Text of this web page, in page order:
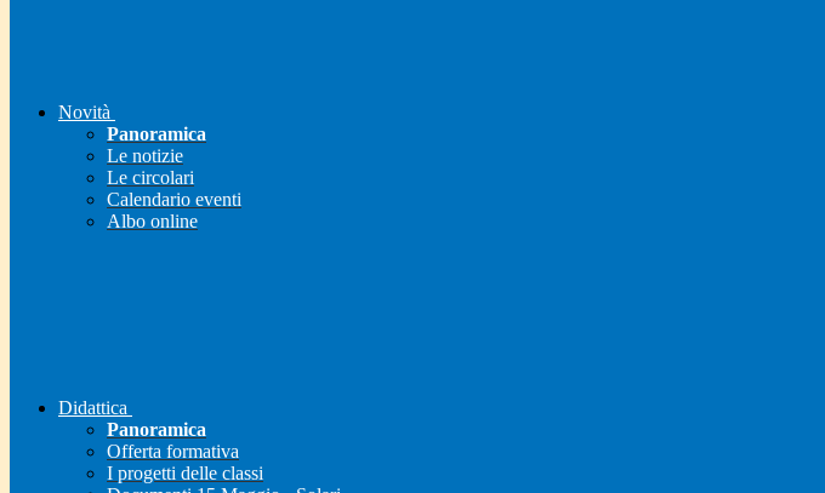
Novità
Panoramica
Le notizie
Le circolari
Calendario eventi
Albo online
Didattica
Panoramica
Offerta formativa
I progetti delle classi